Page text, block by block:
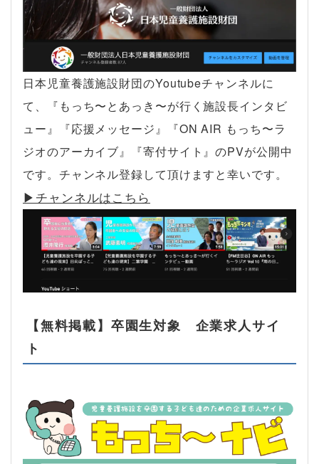
日本児童養護施設財団のYoutubeチャンネルに
て、『もっち〜とあっき〜が行く施設長インタビ
ュー』『応援メッセージ』『ON AIR もっち〜ラ
ジオのアーカイブ』『寄付サイト』のPVが公開中
です。チャンネル登録して頂けますと幸いです。
▶︎チャンネルはこちら
【無料掲載】卒園生対象 企業求人サイ
ト